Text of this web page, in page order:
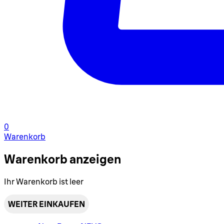
0
Warenkorb
Warenkorb anzeigen
Ihr Warenkorb ist leer
WEITER EINKAUFEN